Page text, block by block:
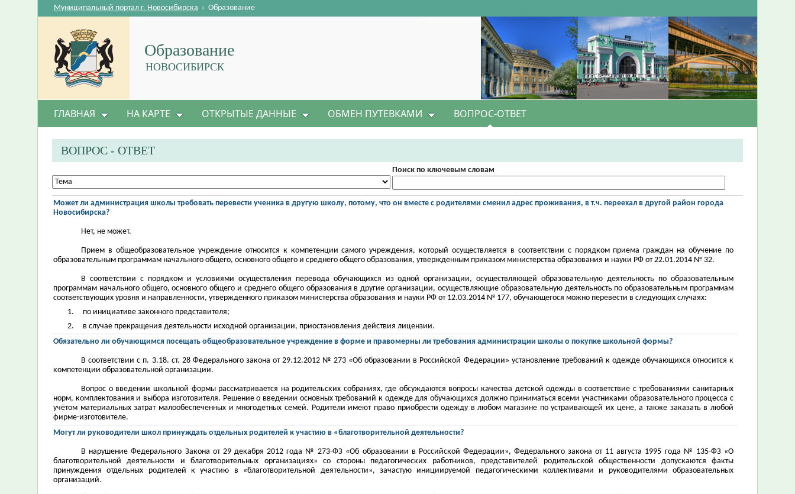
Образование
НОВОСИБИРСК
Муниципальный портал г. Новосибирска › Образование
ГЛАВНАЯ НА КАРТЕ ОТКРЫТЫЕ ДАННЫЕ ОБМЕН ПУТЕВКАМИ ВОПРОС-ОТВЕТ
ВОПРОС - ОТВЕТ
Поиск по ключевым словам
Может ли администрация школы требовать перевести ученика в другую школу, потому, что он вместе с родителями сменил адрес проживания, в т.ч. переехал в другой район города
Новосибирска?
Нет, не может.
Прием в общеобразовательное учреждение относится к компетенции самого учреждения, который осуществляется в соответствии с порядком приема граждан на обучение по
образовательным программам начального общего, основного общего и среднего общего образования, утвержденным приказом министерства образования и науки РФ от 22.01.2014 № 32.
В соответствии с порядком и условиями осуществления перевода обучающихся из одной организации, осуществляющей образовательную деятельность по образовательным
программам начального общего, основного общего и среднего общего образования в другие организации, осуществляющие образовательную деятельность по образовательным программам
соответствующих уровня и направленности, утвержденного приказом министерства образования и науки РФ от 12.03.2014 № 177, обучающегося можно перевести в следующих случаях:
1. по инициативе законного представителя;
2. в случае прекращения деятельности исходной организации, приостановления действия лицензии.
Обязательно ли обучающимся посещать общеобразовательное учреждение в форме и правомерны ли требования администрации школы о покупке школьной формы?
В соответствии с п. 3.18. ст. 28 Федерального закона от 29.12.2012 № 273 «Об образовании в Российской Федерации» установление требований к одежде обучающихся относится к
компетенции образовательной организации.
Вопрос о введении школьной формы рассматривается на родительских собраниях, где обсуждаются вопросы качества детской одежды в соответствие с требованиями санитарных
норм, комплектования и выбора изготовителя. Решение о введении основных требований к одежде для обучающихся должно приниматься всеми участниками образовательного процесса с
учётом материальных затрат малообеспеченных и многодетных семей. Родители имеют право приобрести одежду в любом магазине по устраивающей их цене, а также заказать в любой
фирме-изготовителе.
Могут ли руководители школ принуждать отдельных родителей к участию в «благотворительной деятельности?
В нарушение Федерального Закона от 29 декабря 2012 года № 273-ФЗ «Об образовании в Российской Федерации», Федерального закона от 11 августа 1995 года № 135-ФЗ «О
благотворительной деятельности и благотворительных организациях» со стороны педагогических работников, представителей родительской общественности допускаются факты
принуждения отдельных родителей к участию в «благотворительной деятельности», зачастую инициируемой педагогическими коллективами и руководителями образовательных
организаций.